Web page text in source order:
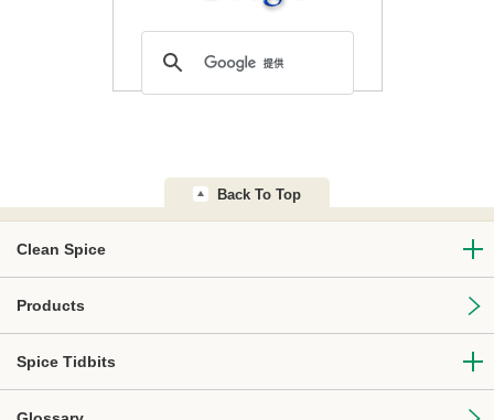
Back To Top
Clean Spice
Products
Spice Tidbits